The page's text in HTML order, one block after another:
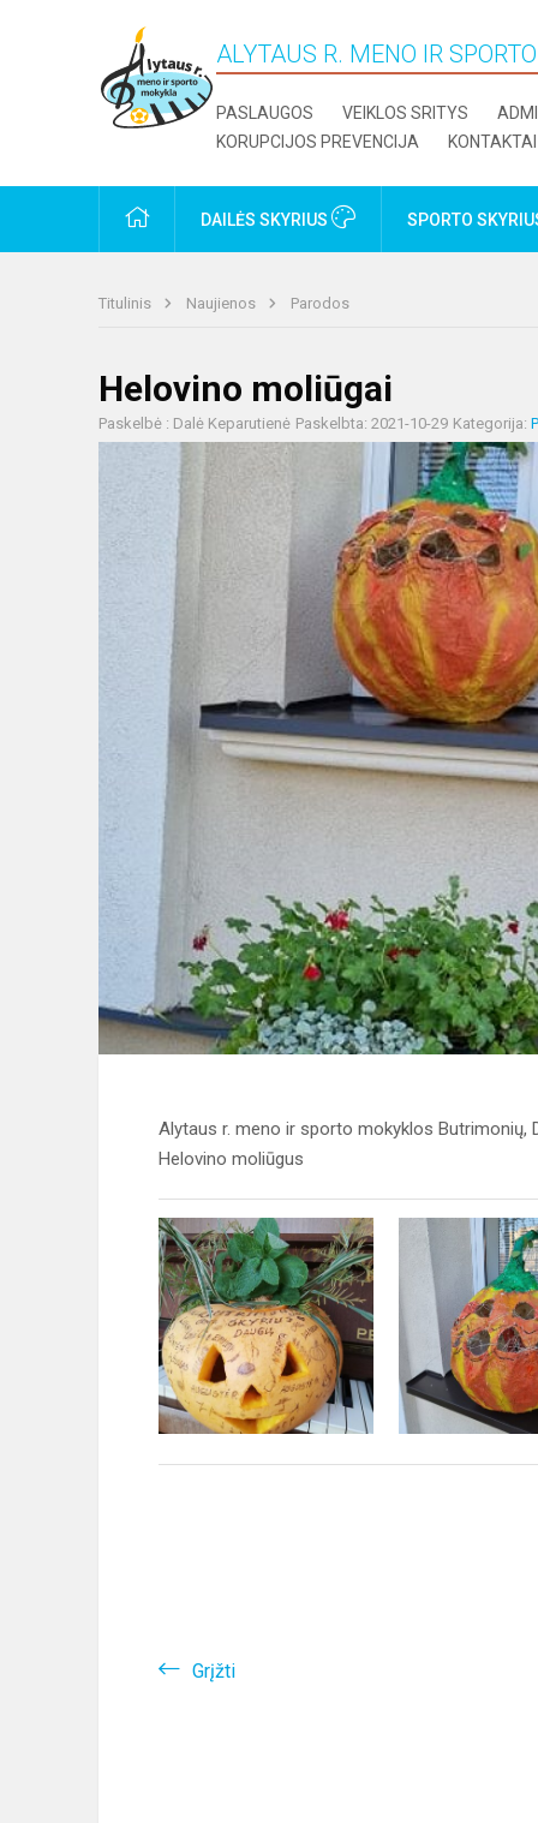
ALYTAUS R. MENO IR
PASLAUGOS VEIKLOS SRITYS
KORUPCIJOS PREVENCIJA
KONTAKTAI
PRADŽIADAILĖS SKYRIUS SPORTO
Titulinis Naujienos Parodos
Helovino moliūgai
Paskelbė : Dalė Keparutienė Paskelbta: 2021-10-29 Kategorija:
Alytaus r. meno ir sporto mokyklos Butrimonių,
Helovino moliūgus
Grįžti